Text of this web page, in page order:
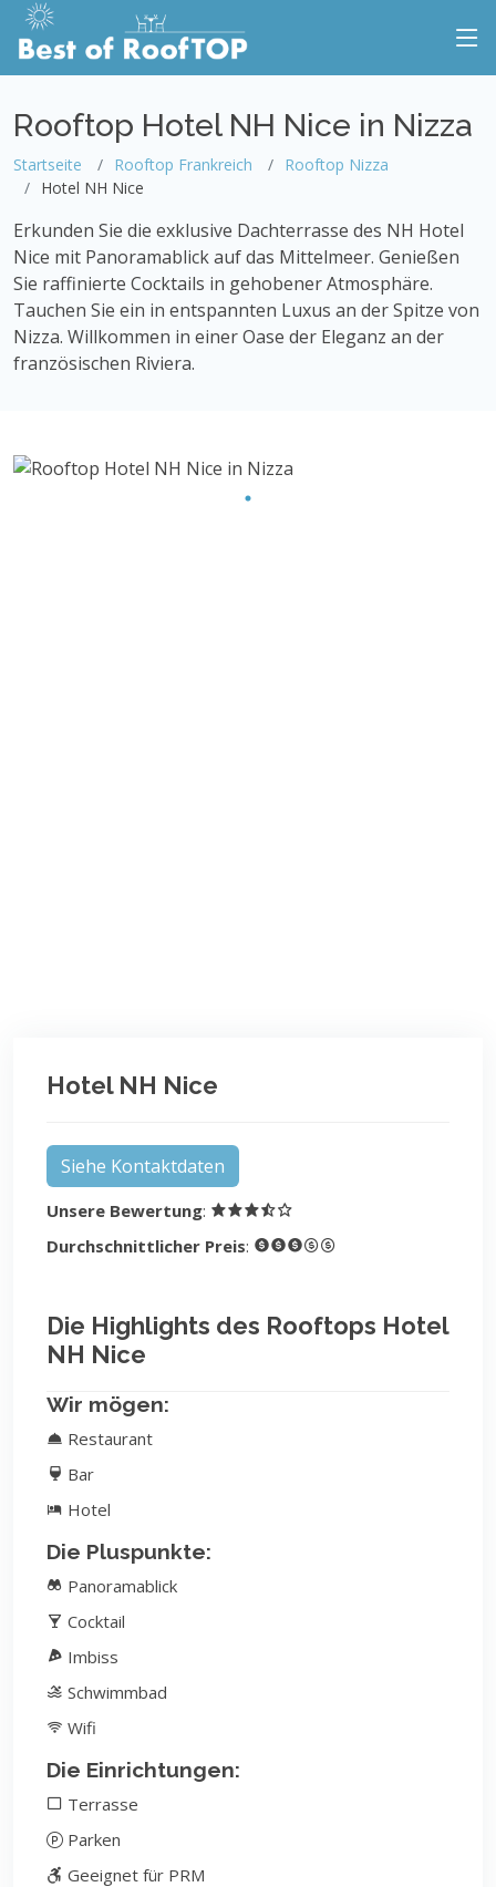
Rooftop Hotel NH Nice in Nizza
Startseite Rooftop Frankreich
Rooftop Nizza
Hotel NH Nice
Erkunden Sie die exklusive Dachterrasse des NH Hotel
Nice mit Panoramablick auf das Mittelmeer. Genießen
Sie raffinierte Cocktails in gehobener Atmosphäre.
Tauchen Sie ein in entspannten Luxus an der Spitze von
Nizza. Willkommen in einer Oase der Eleganz an der
französischen Riviera.
Hotel NH Nice
Siehe Kontaktdaten
Unsere Bewertung:
Durchschnittlicher Preis:
Die Highlights des Rooftops Hotel
NH Nice
Wir mögen:
Restaurant
Bar
Hotel
Die Pluspunkte:
Panoramablick
Cocktail
Imbiss
Schwimmbad
Wifi
Die Einrichtungen:
Terrasse
Parken
Geeignet für PRM